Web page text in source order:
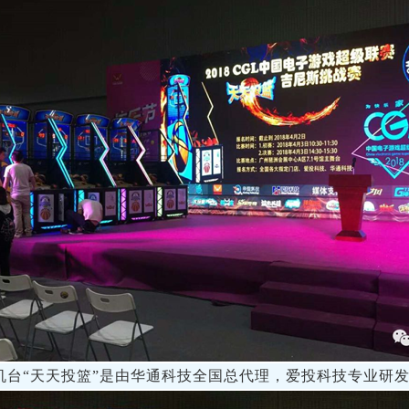
台“天天投篮”是由华通科技全国总代理，爱投科技专业研